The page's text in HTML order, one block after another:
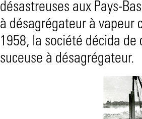
désastreuses aux Pays-
à désagrégateur à vapeur
1958, la société décida
suceuse à désagrégateur.